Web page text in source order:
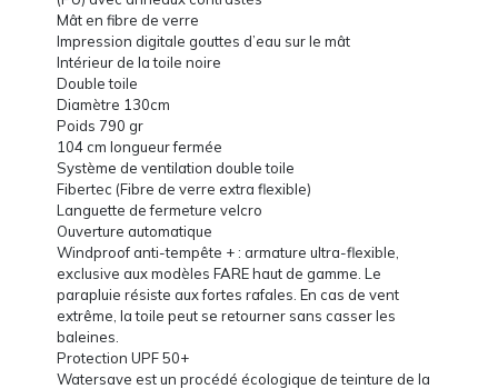
Mât en fibre de verre
Impression digitale gouttes d’eau sur le mât
Intérieur de la toile noire
Double toile
Diamètre 130cm
Poids 790 gr
104 cm longueur fermée
Système de ventilation double toile
Fibertec (Fibre de verre extra flexible)
Languette de fermeture velcro
Ouverture automatique
Windproof anti-tempête + : armature ultra-flexible,
exclusive aux modèles FARE haut de gamme. Le
parapluie résiste aux fortes rafales. En cas de vent
extrême, la toile peut se retourner sans casser les
baleines.
Protection UPF 50+
Watersave est un procédé écologique de teinture de la